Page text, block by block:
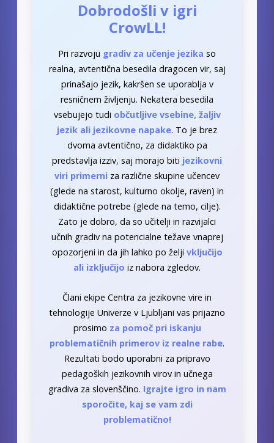
Dobrodošli v igri
CrowLL!
Pri razvoju gradiv za učenje jezika so
realna, avtentična besedila dragocen vir, saj
prinašajo jezik, kakršen se uporablja v
resničnem življenju. Nekatera besedila
vsebujejo tudi občutljive vsebine, žaljiv
jezik ali jezikovne napake. To je brez
dvoma avtentično, za didaktiko pa
predstavlja izziv, saj morajo biti jezikovni
viri primerni za različne skupine učencev
(glede na starost, kulturno okolje, raven) in
didaktične potrebe (glede na temo, cilje).
Zato je dobro, da so učitelji in razvijalci
učnih gradiv na potencialne težave vnaprej
opozorjeni in da jih lahko po želji vključijo
ali izključijo iz nabora zgledov.
Člani ekipe Centra za jezikovne vire in
tehnologije Univerze v Ljubljani vas prijazno
prosimo za pomoč pri iskanju
problematičnih primerov iz realne rabe.
Rezultati bodo uporabni za pripravo
pedagoških jezikovnih virov in učnega
gradiva za slovenščino. Igrajte igro in nam
sporočite, kaj se vam zdi
problematično!